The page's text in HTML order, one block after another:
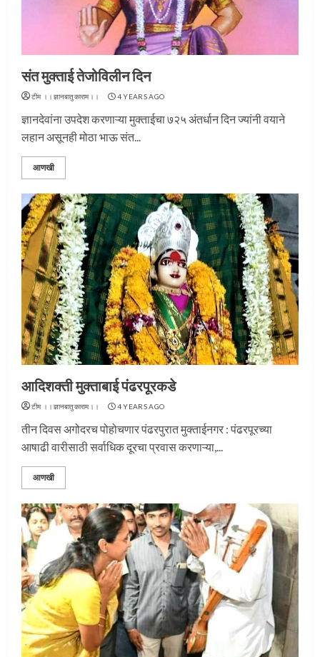
संत मुक्ताई तेजोविलीन दिन
टीम ।।ज्ञानबातुकाराम।। 4 YEARS AGO
ज्ञानदेवांना उपदेश करणाऱ्या मुक्ताईचा ७२५ अंतर्धान दिन ज्यांनी वयाने
लहान असूनही मोठा भाऊ संत...
आणखी
आदिशक्ती मुक्ताबाई पंढरपूरकडे
टीम ।।ज्ञानबातुकाराम।। 4 YEARS AGO
तीन दिवस अगोदरच पोहोचणार पंढरपुरात मुक्ताईनगर : पंढरपूरच्या
आषाढी वारीसाठी सर्वाधिक दूरचा प्रवास करणाऱ्या,...
आणखी